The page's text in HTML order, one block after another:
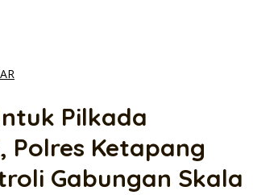
Kondusif,
Ketapang
Patroli
Pilkada
Polres Ketapang
Gabungan Skala